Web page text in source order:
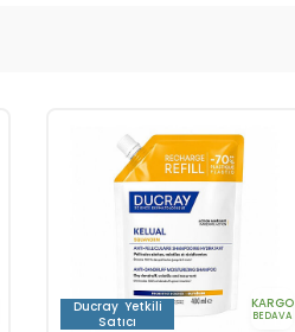
Ducray Yetkili
Satıcı
KARGO
BEDAVA